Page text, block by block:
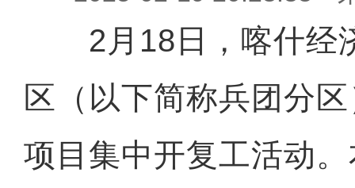
2月18日，喀什经
区（以下简称兵团分
项目集中开复工活动